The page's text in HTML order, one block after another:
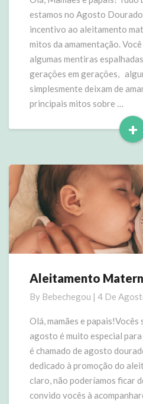
estamos no Agosto
incentivo ao aleitamento
mitos da amamentação.
algumas mentiras
gerações em gerações,
simplesmente deixam de
principais mitos sobre …
+
Aleitamento
Aleitamento
By Bebechegou | 4 De
Olá, mamães e papais!Vocês
agosto é muito especial
é chamado de agosto
dedicado à promoção do
claro, não poderíamos ficar
convido vocês à